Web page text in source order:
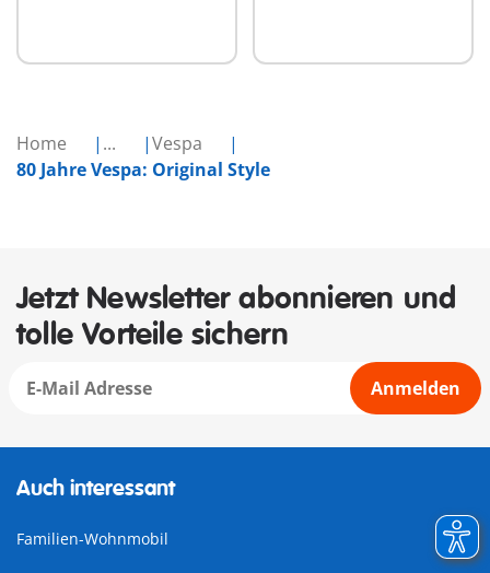
Home ...
Vespa
80 Jahre Vespa: Original Style
Jetzt Newsletter abonnieren und
tolle Vorteile sichern
Anmelden
Auch interessant
Familien-Wohnmobil